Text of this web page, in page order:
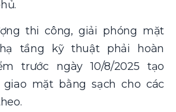
thi công, giải phóng mặt
tầng kỹ thuật phải hoàn
trước ngày 10/8/2025 tạo
mặt bằng sạch cho các